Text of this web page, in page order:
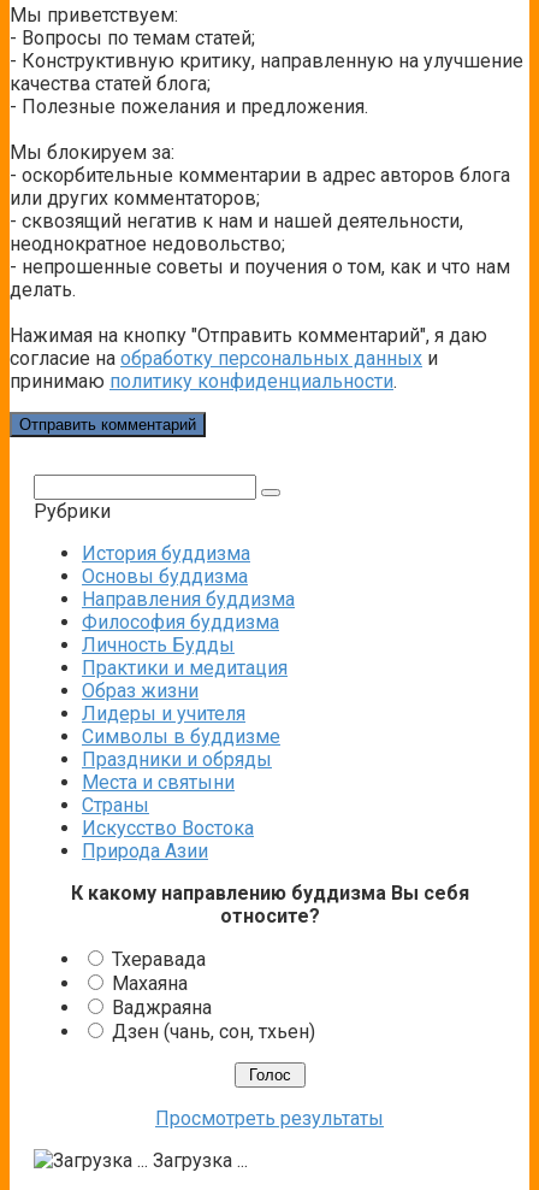
Мы приветствуем:
- Вопросы по темам статей;
- Конструктивную критику, направленную на улучшение
качества статей блога;
- Полезные пожелания и предложения.
Мы блокируем за:
- оскорбительные комментарии в адрес авторов блога
или других комментаторов;
- сквозящий негатив к нам и нашей деятельности,
неоднократное недовольство;
- непрошенные советы и поучения о том, как и что нам
делать.
Нажимая на кнопку "Отправить комментарий", я даю
согласие на обработку персональных данных и
принимаю политику конфиденциальности.
Рубрики
История буддизма
Основы буддизма
Направления буддизма
Философия буддизма
Личность Будды
Практики и медитация
Образ жизни
Лидеры и учителя
Символы в буддизме
Праздники и обряды
Места и святыни
Страны
Искусство Востока
Природа Азии
К какому направлению буддизма Вы себя
относите?
Тхеравада
Махаяна
Ваджраяна
Дзен (чань, сон, тхьен)
Просмотреть результаты
Загрузка ...